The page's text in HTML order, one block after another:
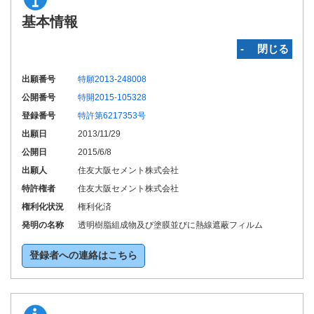
基本情報
‐ 閉じる
出願番号
特願2013-248008
公開番号
特開2015-105328
登録番号
特許第6217353号
出願日
2013/11/29
公開日
2015/6/8
出願人
住友大阪セメント株式会社
特許権者
住友大阪セメント株式会社
権利化状況
権利化済
発明の名称
透明樹脂組成物及び塗膜並びに熱線遮蔽フィルム
登録者への連絡はこちら